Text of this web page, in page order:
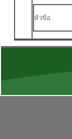
หัวข้อ